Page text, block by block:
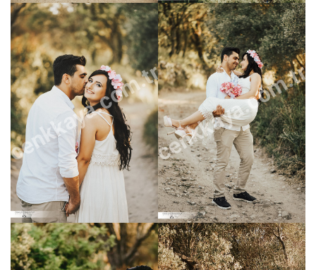
cenkkaya.com.trcenkkaya.com.tr